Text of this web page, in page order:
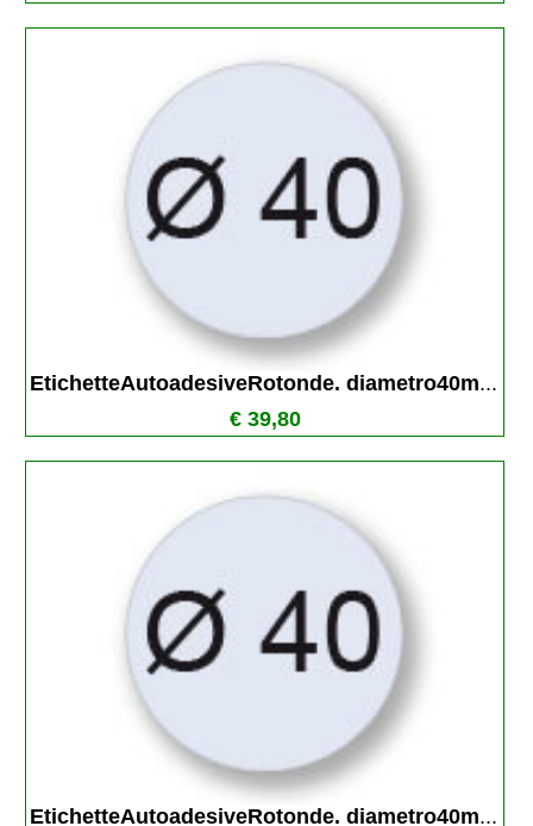
EtichetteAutoadesiveRotonde. diametro40m...
€ 39,80
EtichetteAutoadesiveRotonde. diametro40m...